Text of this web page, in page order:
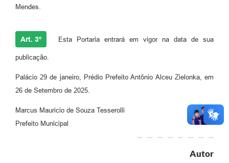
Mendes.
Art. 3º Esta Portaria entrará em vigor na data de sua
publicação.
Palácio 29 de janeiro, Prédio Prefeito Antônio Alceu Zielonka, em
26 de Setembro de 2025.
Marcus Mauricio de Souza Tesserolli
Prefeito Municipal
Autor